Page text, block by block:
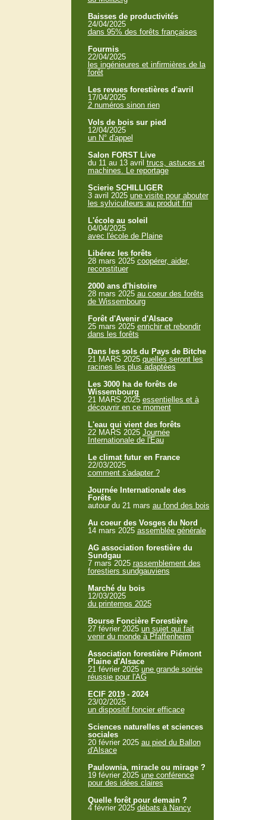
Baisses de productivités
24/04/2025
dans 95% des forêts françaises
Fourmis
22/04/2025
les ingénieures et infirmières de la
forêt
Les revues forestières d'avril
17/04/2025
2 numéros sinon rien
Vols de bois sur pied
12/04/2025
un N° d'appel
Salon FORST Live
du 11 au 13 avril trucs, astuces et
machines. Le reportage
Scierie SCHILLIGER
3 avril 2025 une visite pour abouter
les sylviculteurs au produit fini
L'école au soleil
04/04/2025
avec l'école de Plaine
Libérez les forêts
28 mars 2025 coopérer, aider,
reconstituer
2000 ans d'histoire
28 mars 2025 au coeur des forêts
de Wissembourg
Forêt d'Avenir d'Alsace
25 mars 2025 enrichir et rebondir
dans les forêts
Dans les sols du Pays de Bitche
21 MARS 2025 quelles seront les
racines les plus adaptées
Les 3000 ha de forêts de
Wissembourg
21 MARS 2025 essentielles et à
découvrir en ce moment
L'eau qui vient des forêts
22 MARS 2025 Journée
Internationale de l'Eau
Le climat futur en France
22/03/2025
comment s'adapter ?
Journée Internationale des
Forêts
autour du 21 mars au fond des bois
Au coeur des Vosges du Nord
14 mars 2025 assemblée générale
AG association forestière du
Sundgau
7 mars 2025 rassemblement des
forestiers sundgauviens
Marché du bois
12/03/2025
du printemps 2025
Bourse Foncière Forestière
27 février 2025 un sujet qui fait
venir du monde à Pfaffenheim
Association forestière Piémont
Plaine d'Alsace
21 février 2025 une grande soirée
réussie pour l'AG
ECIF 2019 - 2024
23/02/2025
un dispositif foncier efficace
Sciences naturelles et sciences
sociales
20 février 2025 au pied du Ballon
d'Alsace
Paulownia, miracle ou mirage ?
19 février 2025 une conférence
pour des idées claires
Quelle forêt pour demain ?
4 février 2025 débats à Nancy